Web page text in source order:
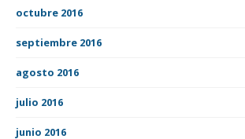
octubre 2016
septiembre 2016
agosto 2016
julio 2016
junio 2016